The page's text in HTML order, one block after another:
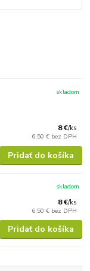
8 €/ks
6,50 € bez DPH
skladom
Pridať do košíka
8 €/ks
6,50 € bez DPH
skladom
Pridať do košíka